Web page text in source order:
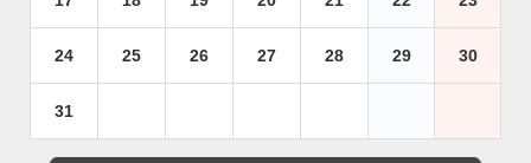
24 25 26 27 28 29 30
31